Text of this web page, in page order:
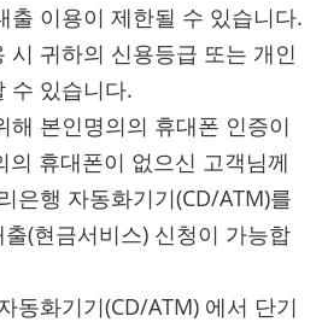
출 이용이 제한될 수 있습니다.
시 귀하의 신용등급 또는 개인
수 있습니다.
해 본인명의의 휴대폰 인증이
의 휴대폰이 없으신 고객님께
은행 자동화기기(CD/ATM)를
(현금서비스) 신청이 가능합
동화기기(CD/ATM) 에서 단기